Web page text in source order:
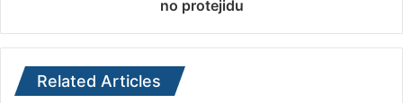
no protejidu
Related Articles